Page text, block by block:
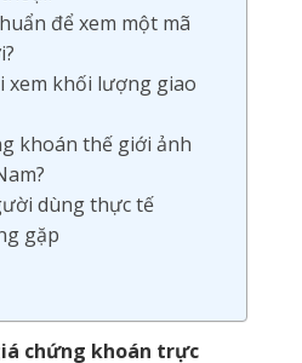
để xem một mã
xem khối lượng giao
khoán thế giới ảnh
dùng thực tế
gặp
chứng khoán trực